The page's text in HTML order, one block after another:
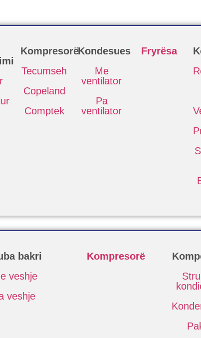
Kompresorë
Tecumseh
Copeland
Comptek
Kondesues
Me
ventilator
Pa
ventilator
Fryrësa
bakri
veshje
veshje
Kompresorë